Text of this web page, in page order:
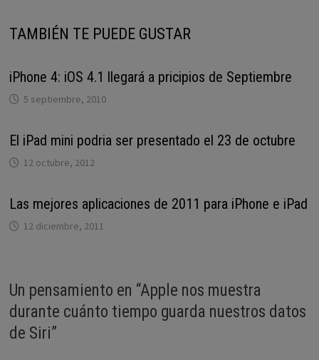
TAMBIÉN TE PUEDE GUSTAR
iPhone 4: iOS 4.1 llegará a pricipios de Septiembre
5 septiembre, 2010
El iPad mini podria ser presentado el 23 de octubre
12 octubre, 2012
Las mejores aplicaciones de 2011 para iPhone e iPad
12 diciembre, 2011
Un pensamiento en “Apple nos muestra
durante cuánto tiempo guarda nuestros datos
de Siri”